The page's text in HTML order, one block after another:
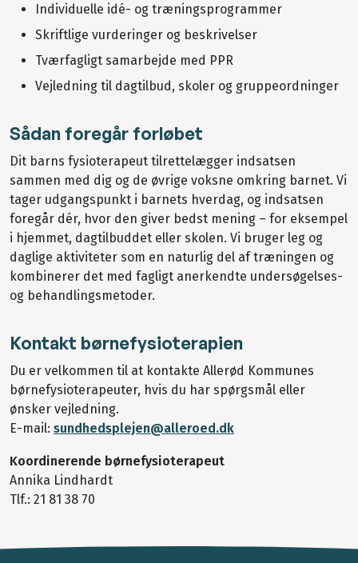
Individuelle idé- og træningsprogrammer
Skriftlige vurderinger og beskrivelser
Tværfagligt samarbejde med PPR
Vejledning til dagtilbud, skoler og gruppeordninger
Sådan foregår forløbet
Dit barns fysioterapeut tilrettelægger indsatsen
sammen med dig og de øvrige voksne omkring barnet. Vi
tager udgangspunkt i barnets hverdag, og indsatsen
foregår dér, hvor den giver bedst mening – for eksempel
i hjemmet, dagtilbuddet eller skolen. Vi bruger leg og
daglige aktiviteter som en naturlig del af træningen og
kombinerer det med fagligt anerkendte undersøgelses-
og behandlingsmetoder.
Kontakt børnefysioterapien
Du er velkommen til at kontakte Allerød Kommunes
børnefysioterapeuter, hvis du har spørgsmål eller
ønsker vejledning.
E-mail: sundhedsplejen@alleroed.dk
Koordinerende børnefysioterapeut
Annika Lindhardt
Tlf.: 21 81 38 70